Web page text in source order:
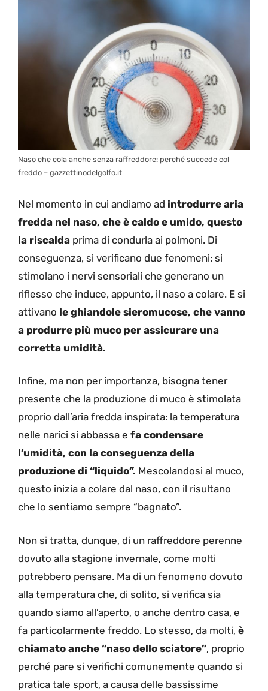
Naso che cola anche senza raffreddore: perché succede col
freddo – gazzettinodelgolfo.it
Nel momento in cui andiamo ad introdurre aria
fredda nel naso, che è caldo e umido, questo
la riscalda prima di condurla ai polmoni. Di
conseguenza, si verificano due fenomeni: si
stimolano i nervi sensoriali che generano un
riflesso che induce, appunto, il naso a colare. E si
attivano le ghiandole sieromucose, che vanno
a produrre più muco per assicurare una
corretta umidità.
Infine, ma non per importanza, bisogna tener
presente che la produzione di muco è stimolata
proprio dall’aria fredda inspirata: la temperatura
nelle narici si abbassa e fa condensare
l’umidità, con la conseguenza della
produzione di “liquido”. Mescolandosi al muco,
questo inizia a colare dal naso, con il risultano
che lo sentiamo sempre “bagnato”.
Non si tratta, dunque, di un raffreddore perenne
dovuto alla stagione invernale, come molti
potrebbero pensare. Ma di un fenomeno dovuto
alla temperatura che, di solito, si verifica sia
quando siamo all’aperto, o anche dentro casa, e
fa particolarmente freddo. Lo stesso, da molti, è
chiamato anche “naso dello sciatore”, proprio
perché pare si verifichi comunemente quando si
pratica tale sport, a causa delle bassissime